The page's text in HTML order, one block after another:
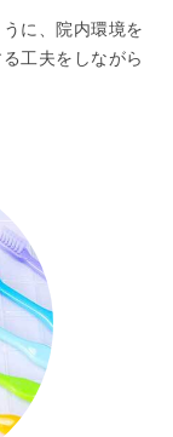
に、院内環境を
工夫をしながら